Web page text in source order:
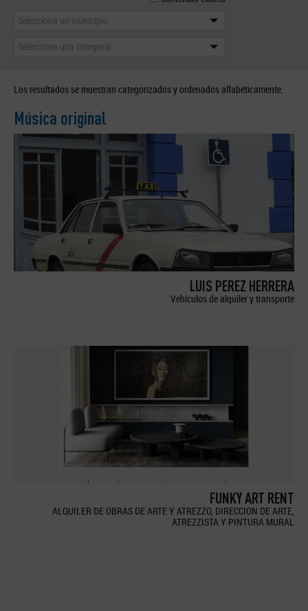
Selecciona un municipio
Selecciona una categoría
Los resultados se muestran categorizados y ordenados alfabéticamente.
Música original
LUIS PEREZ HERRERA
Vehículos de alquiler y transporte
FUNKY ART RENT
ALQUILER DE OBRAS DE ARTE Y ATREZZO, DIRECCION DE ARTE,
ATREZZISTA Y PINTURA MURAL